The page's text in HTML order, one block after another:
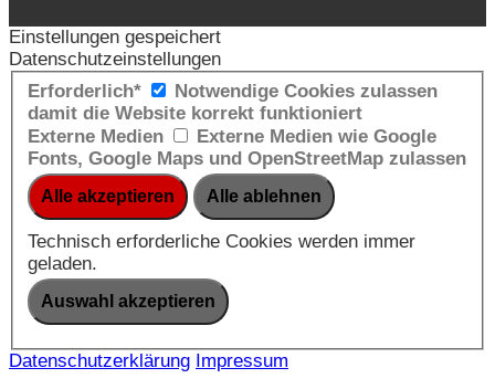
Einstellungen gespeichert
Datenschutzeinstellungen
Erforderlich*
Notwendige Cookies zulassen
damit die Website korrekt funktioniert
Externe Medien
Externe Medien wie Google
Fonts, Google Maps und OpenStreetMap zulassen
Technisch erforderliche Cookies werden immer
geladen.
Datenschutzerklärung Impressum